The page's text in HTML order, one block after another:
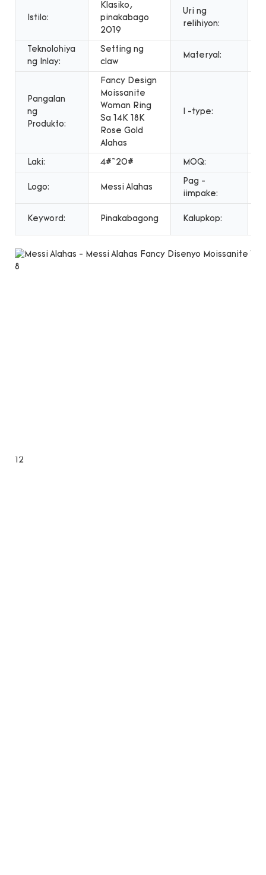
Istilo:
Klasiko,
pinakabago
2019
Uri ng
relihiyon:
Teknolohiya
ng Inlay:
Setting ng
claw
Materyal:
Pangalan
ng
Produkto:
Fancy Design
Moissanite
Woman Ring
Sa 14K 18K
Rose Gold
Alahas
I -type:
Laki: 4#~20# MOQ:
Logo: Messi Alahas
Pag -
iimpake:
Keyword: Pinakabagong Kalupkop: